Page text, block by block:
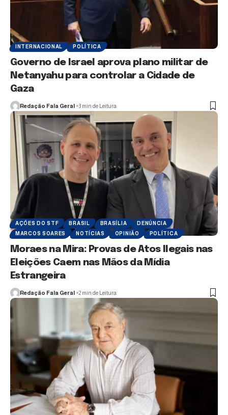
INTERNACIONAL POLÍTICA
Governo de Israel aprova plano militar de
Netanyahu para controlar a Cidade de
Gaza
Redação Fala Geral 3 min de Leitura
AÇÕES DO STF BRASIL BRASÍLIA
DENÚNCIA
MARCOS SOARES
NOTÍCIAS OPINIÃO POLÍTICA
Moraes na Mira: Provas de Atos Ilegais nas
Eleições Caem nas Mãos da Mídia
Estrangeira
Redação Fala Geral 2 min de Leitura